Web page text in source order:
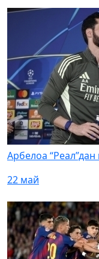
Арбелоа
22 май